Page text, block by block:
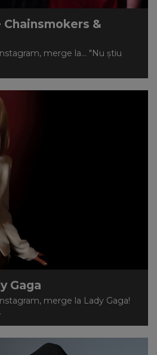
&
merge la... "Nu ştiu
Gaga
merge la Lady Gaga!